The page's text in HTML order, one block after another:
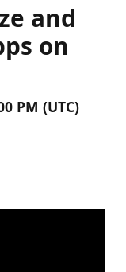
and
on
PM (UTC)